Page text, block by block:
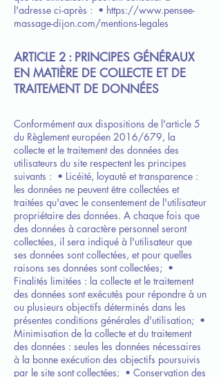
l'adresse ci-après : • https://www.pensee-
massage-dijon.com/mentions-legales
ARTICLE 2 : PRINCIPES GÉNÉRAUX
EN MATIÈRE DE COLLECTE ET DE
TRAITEMENT DE DONNÉES
Conformément aux dispositions de l'article 5
du Règlement européen 2016/679, la
collecte et le traitement des données des
utilisateurs du site respectent les principes
suivants : • Licéité, loyauté et transparence :
les données ne peuvent être collectées et
traitées qu'avec le consentement de l'utilisateur
propriétaire des données. A chaque fois que
des données à caractère personnel seront
collectées, il sera indiqué à l'utilisateur que
ses données sont collectées, et pour quelles
raisons ses données sont collectées; •
Finalités limitées : la collecte et le traitement
des données sont exécutés pour répondre à un
ou plusieurs objectifs déterminés dans les
présentes conditions générales d'utilisation; •
Minimisation de la collecte et du traitement
des données : seules les données nécessaires
à la bonne exécution des objectifs poursuivis
par le site sont collectées; • Conservation des